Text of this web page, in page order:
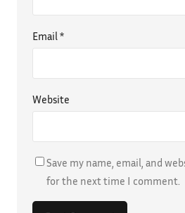
Email *
Website
Save my name, email, and
for the next time I comment.